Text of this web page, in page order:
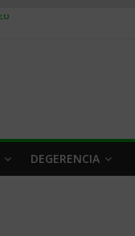
DEGERENCIA